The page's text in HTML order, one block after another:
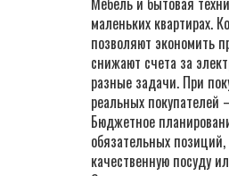
маленьких квартирах.
позволяют экономить
снижают счета за
разные задачи. При
реальных покупателей
Бюджетное
обязательных
качественную посуду